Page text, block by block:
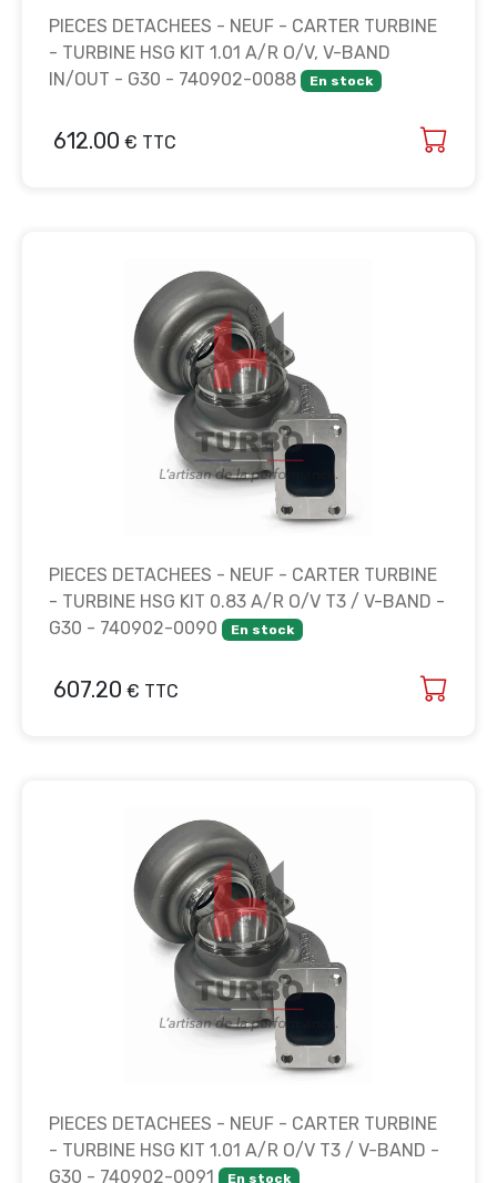
PIECES DETACHEES - NEUF - CARTER TURBINE
- TURBINE HSG KIT 1.01 A/R O/V, V-BAND
IN/OUT - G30 - 740902-0088
En stock
612.00 € TTC
PIECES DETACHEES - NEUF - CARTER TURBINE
- TURBINE HSG KIT 0.83 A/R O/V T3 / V-BAND -
G30 - 740902-0090
En stock
607.20 € TTC
PIECES DETACHEES - NEUF - CARTER TURBINE
- TURBINE HSG KIT 1.01 A/R O/V T3 / V-BAND -
G30 - 740902-0091
En stock